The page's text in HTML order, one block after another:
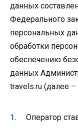
данных
Федерального
персональных
обработки
обеспечению
данных
travels.ru (далее –
Оператор